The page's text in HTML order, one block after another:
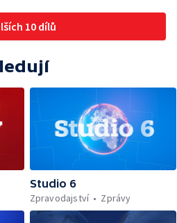
10 dílů
Studio 6
Zpravodajství
Zprávy